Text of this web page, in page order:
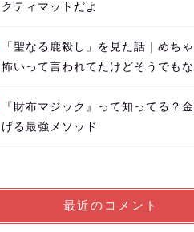
クティマットだよ
「聖なる鹿殺し」を見た話｜めち
怖いって言われてたけどそうでも
『財布マジック』って知ってる？
げる最強メソッド
最近のコメント